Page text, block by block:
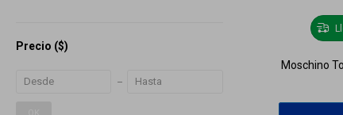
Moschino
Precio ($)